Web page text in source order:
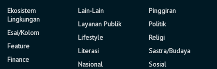
Ekosistem
Lingkungan
Esai/Kolom
Feature
Finance
Lain-Lain
Layanan Publik
Lifestyle
Literasi
Nasional
Pinggiran
Politik
Religi
Sastra/Budaya
Sosial